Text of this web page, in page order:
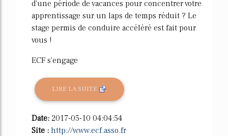
d'une période de vacances pour concentrer votre
apprentissage sur un laps de temps réduit ? Le
stage permis de conduire accéléré est fait pour
vous !
ECF s'engage
LIRE LA SUITE
Date: 2017-05-10 04:04:54
Site : http://www.ecf.asso.fr